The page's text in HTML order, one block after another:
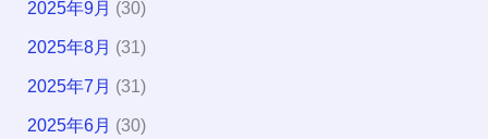
2025年9月 (30)
2025年8月 (31)
2025年7月 (31)
2025年6月 (30)